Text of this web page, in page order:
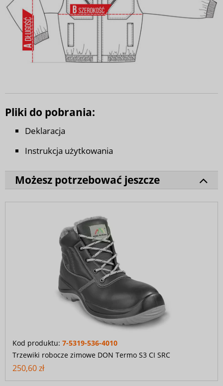
Pliki do pobrania:
Deklaracja
Instrukcja użytkowania
Możesz potrzebować jeszcze
Kod produktu: 7-5319-536-4010
Trzewiki robocze zimowe DON Termo S3 CI SRC
250,60 zł